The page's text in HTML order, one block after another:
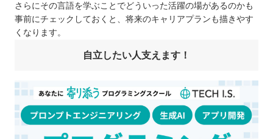
さらにその言語を学ぶことでどういった活躍の場があるのかも
事前にチェックしておくと、将来のキャリアプランも描きやす
くなります。
自立したい人支えます！